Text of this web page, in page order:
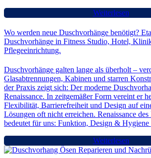
Weiterlesen
Wo werden neue Duschvorhänge benötigt?
Duschvorhänge in Fitness Studio, Hotel,
Pflegeeinrichtung.
Duschvorhänge galten lange als überholt –
Glasabtrennungen, Kabinen und starren
der Praxis zeigt sich: Der moderne
Renaissance. In zeitgemäßer Form vereint er
Flexibilität, Barrierefreiheit und Design auf
Lösungen oft nicht erreichen. Renaissance
bedeutet für uns: Funktion, Design &
Weiterlesen